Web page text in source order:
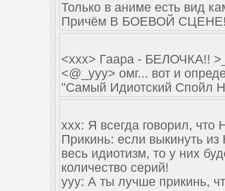
Только в аниме есть вид
Причём В БОЕВОЙ
<xxx> Гаара - БЕЛОЧКА!!
<@_yyy> омг... вот и
"Самый Идиотский Спойл
xxx: Я всегда говорил, что
Прикинь: если выкинуть
весь идиотизм, то у них
количество серий!
yyy: А ты лучше прикинь,